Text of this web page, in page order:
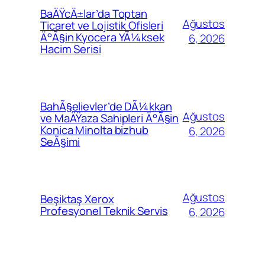
BaÄŸcÄ±lar’da Toptan
Ticaret ve Lojistik Ofisleri
Ä°Ã§in Kyocera YÃ¼ksek
Hacim Serisi
Ağustos
6, 2026
BahÃ§elievler’de DÃ¼kkan
ve MaÄŸaza Sahipleri Ä°Ã§in
Konica Minolta bizhub
SeÃ§imi
Ağustos
6, 2026
Beşiktaş Xerox
Profesyonel Teknik Servis
Ağustos
6, 2026